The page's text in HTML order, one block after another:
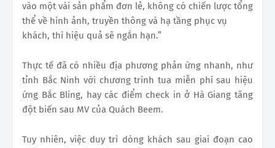
vào một vài sản phẩm đơn lẻ, không có chiến lược tổng
thể về hình ảnh, truyền thông và hạ tầng phục vụ
khách, thì hiệu quả sẽ ngắn hạn.”
Thực tế đã có nhiều địa phương phản ứng nhanh, như
tỉnh Bắc Ninh với chương trình tua miễn phí sau hiệu
ứng Bắc Bling, hay các điểm check in ở Hà Giang tăng
đột biến sau MV của Quách Beem.
Tuy nhiên, việc duy trì dòng khách sau giai đoạn cao